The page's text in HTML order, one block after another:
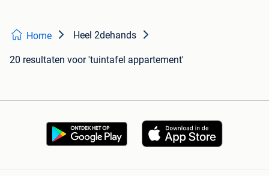
Home Heel 2dehands
20 resultaten voor 'tuintafel appartement'